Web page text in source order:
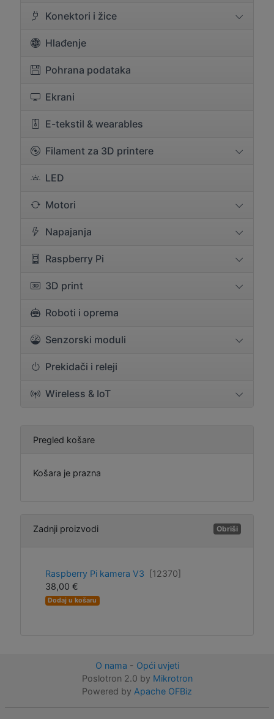
Konektori i žice
Hlađenje
Pohrana podataka
Ekrani
E-tekstil & wearables
Filament za 3D printere
LED
Motori
Napajanja
Raspberry Pi
3D print
Roboti i oprema
Senzorski moduli
Prekidači i releji
Wireless & IoT
Pregled košare
Košara je prazna
Zadnji proizvodi Obriši
Raspberry Pi kamera V3
[12370]
38,00 €
Dodaj u košaru
O nama - Opći uvjeti
Poslotron 2.0 by Mikrotron
Powered by Apache OFBiz